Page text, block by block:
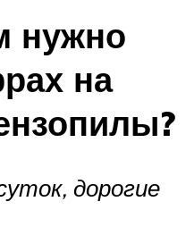
нужно
на
дорогие